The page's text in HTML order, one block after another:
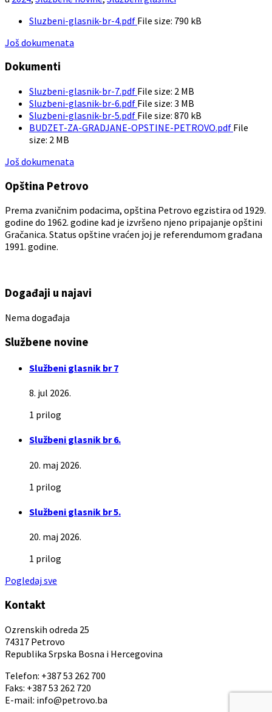
Sluzbeni-glasnik-br-4.pdf File size: 790 kB
Još dokumenata
Dokumenti
Sluzbeni-glasnik-br-7.pdf File size: 2 MB
Sluzbeni-glasnik-br-6.pdf File size: 3 MB
Sluzbeni-glasnik-br-5.pdf File size: 870 kB
BUDZET-ZA-GRADJANE-OPSTINE-PETROVO.pdf File
size: 2 MB
Još dokumenata
Opština Petrovo
Prema zvaničnim podacima, opština Petrovo egzistira od 1929.
godine do 1962. godine kad je izvršeno njeno pripajanje opštini
Gračanica. Status opštine vraćen joj je referendumom građana
1991. godine.
Događaji u najavi
Nema događaja
Službene novine
Službeni glasnik br 7
8. jul 2026.
1 prilog
Službeni glasnik br 6.
20. maj 2026.
1 prilog
Službeni glasnik br 5.
20. maj 2026.
1 prilog
Pogledaj sve
Kontakt
Ozrenskih odreda 25
74317 Petrovo
Republika Srpska Bosna i Hercegovina
Telefon: +387 53 262 700
Faks: +387 53 262 720
E-mail: info@petrovo.ba